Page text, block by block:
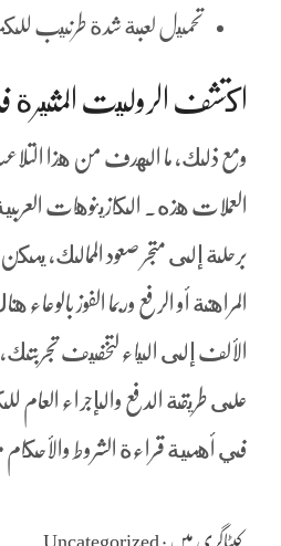
تحميل لعبة شدة طرنيب
اكتشف الروليت المثيرة
ومع ذلك, ما الهدف من هذا
برحلة إلى متجر صعود الممالك،
المراهنة أو الرفع وربما الفوز
الألف إلى الياء لتخفيف
على طريقة الدفع والإجراء العام
في أهمية قراءة الشروط والأحكام
کیٹاگری میں : Uncategorized